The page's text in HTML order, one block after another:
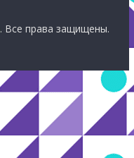
. Все права защищены.